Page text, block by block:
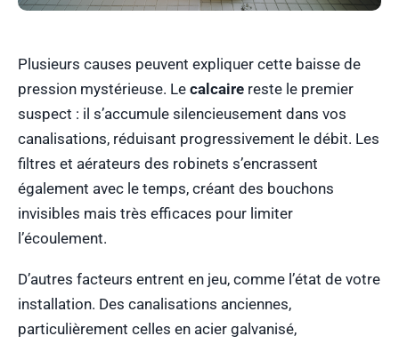
Plusieurs causes peuvent expliquer cette baisse de
pression mystérieuse. Le calcaire reste le premier
suspect : il s’accumule silencieusement dans vos
canalisations, réduisant progressivement le débit. Les
filtres et aérateurs des robinets s’encrassent
également avec le temps, créant des bouchons
invisibles mais très efficaces pour limiter
l’écoulement.
D’autres facteurs entrent en jeu, comme l’état de votre
installation. Des canalisations anciennes,
particulièrement celles en acier galvanisé,